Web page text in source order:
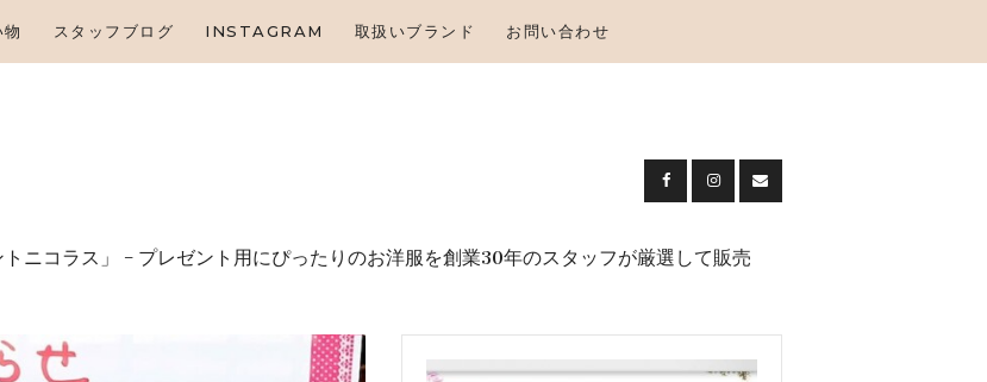
スタッフブログ INSTAGRAM 取扱いブランド お問い合わせ
ニコラス」 – プレゼント⽤にぴったりのお洋服を創業30年のスタッフが厳選して販売
い合わせ